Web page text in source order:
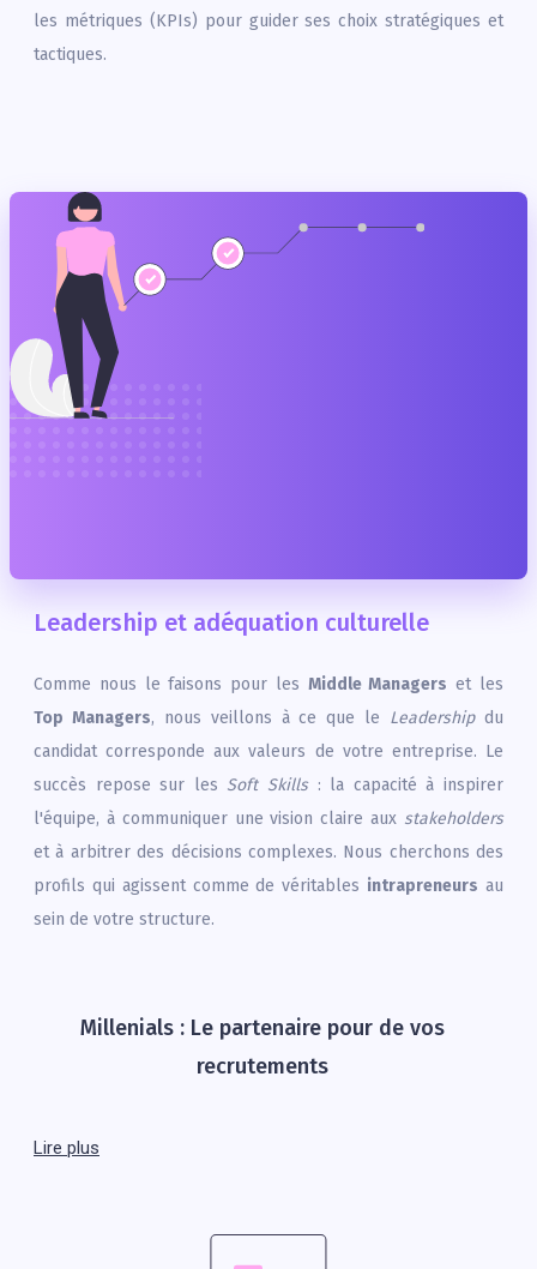
les métriques (KPIs) pour guider ses choix stratégiques et
tactiques.
Leadership et adéquation culturelle
Comme nous le faisons pour les Middle Managers et les
Top Managers, nous veillons à ce que le Leadershipdu
candidat corresponde aux valeurs de votre entreprise. Le
succès repose sur les Soft Skills: la capacité à inspirer
l'équipe, à communiquer une vision claire aux stakeholders
et à arbitrer des décisions complexes. Nous cherchons des
profils qui agissent comme de véritables intrapreneurs au
sein de votre structure.
Millenials : Le partenaire pour de vos
recrutements
Lire plus